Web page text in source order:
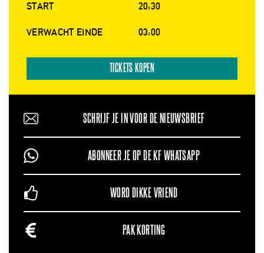
START 20:30
VERWACHT EINDE 03:00
TICKETS KOPEN
SCHRIJF JE IN VOOR DE NIEUWSBRIEF
ABONNEER JE OP DE KF WHATSAPP
WORD DIKKE VRIEND
PAK KORTING